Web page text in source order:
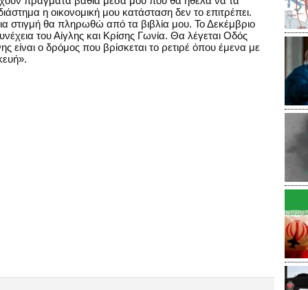
η οικονομική μου κατάσταση δεν το επιτρέπει.
στιγμή θα πληρωθώ από τα βιβλία μου. Το Δεκέμβριο
του Αίγλης και Κρίσης Γωνία. Θα λέγεται Οδός
είναι ο δρόμος που βρίσκεται το ρετιρέ όπου έμενα με